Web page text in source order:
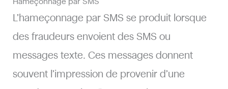
L’hameçonnage par SMS se produit lorsque
des fraudeurs envoient des SMS ou
messages texte​. Ces messages donnent
souvent l’impression de provenir d’une